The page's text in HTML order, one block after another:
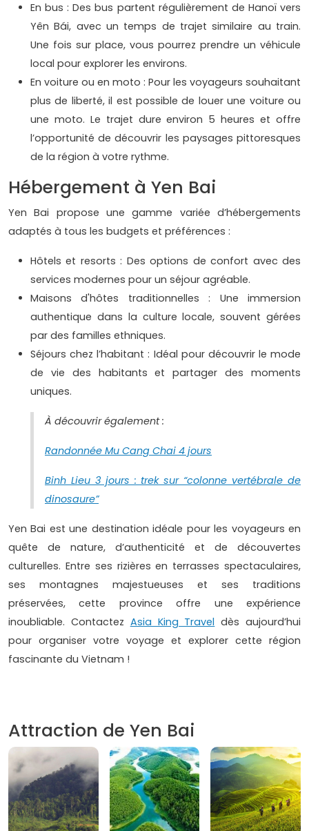
En bus : Des bus partent régulièrement de Hanoï vers
Yên Bái, avec un temps de trajet similaire au train.
Une fois sur place, vous pourrez prendre un véhicule
local pour explorer les environs.
En voiture ou en moto : Pour les voyageurs souhaitant
plus de liberté, il est possible de louer une voiture ou
une moto. Le trajet dure environ 5 heures et offre
l’opportunité de découvrir les paysages pittoresques
de la région à votre rythme.
Hébergement à Yen Bai
Yen Bai propose une gamme variée d’hébergements
adaptés à tous les budgets et préférences :
Hôtels et resorts : Des options de confort avec des
services modernes pour un séjour agréable.
Maisons d'hôtes traditionnelles : Une immersion
authentique dans la culture locale, souvent gérées
par des familles ethniques.
Séjours chez l’habitant : Idéal pour découvrir le mode
de vie des habitants et partager des moments
uniques.
À découvrir également :
Randonnée Mu Cang Chai 4 jours
Binh Lieu 3 jours : trek sur “colonne vertébrale de
dinosaure”
Yen Bai est une destination idéale pour les voyageurs en
quête de nature, d’authenticité et de découvertes
culturelles. Entre ses rizières en terrasses spectaculaires,
ses montagnes majestueuses et ses traditions
préservées, cette province offre une expérience
inoubliable. Contactez Asia King Travel dès aujourd’hui
pour organiser votre voyage et explorer cette région
fascinante du Vietnam !
Attraction de Yen Bai